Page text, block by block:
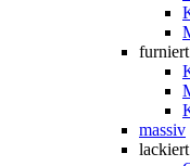
furniert
massiv
lackiert